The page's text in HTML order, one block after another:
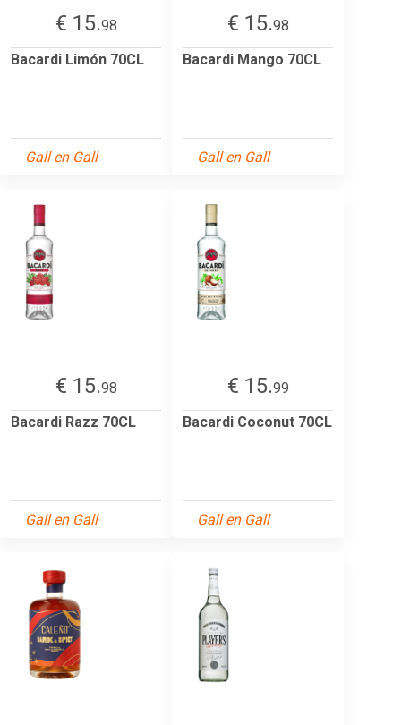
€ 15.98
Bacardi Limón 70CL
Gall en Gall
€ 15.98
Bacardi Mango 70CL
Gall en Gall
€ 15.98
Bacardi Razz 70CL
Gall en Gall
€ 15.99
Bacardi Coconut 70CL
Gall en Gall